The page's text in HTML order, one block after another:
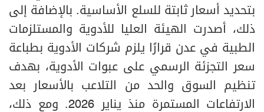
بتحديد أسعار ثابتة للسلع الأساسية. بالإضافة إلى
ذلك، أصدرت الهيئة العليا للأدوية والمستلزمات
الطبية في عدن قرارًا يلزم شركات الأدوية بطباعة
سعر التجزئة الرسمي على عبوات الأدوية، بهدف
تنظيم السوق والحد من التلاعب بالأسعار بعد
الارتفاعات المستمرة منذ يناير 2026. ومع ذلك،